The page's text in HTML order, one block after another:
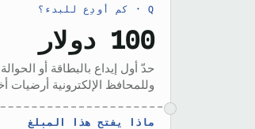
كم أودِع للبدء؟
100 دولار
وللمحافظ الإلكترونية أرضيات
ماذا يفتح هذا المبلغ